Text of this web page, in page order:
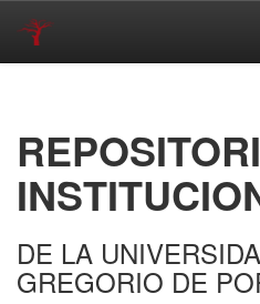
DE LA
GREGORIO DE